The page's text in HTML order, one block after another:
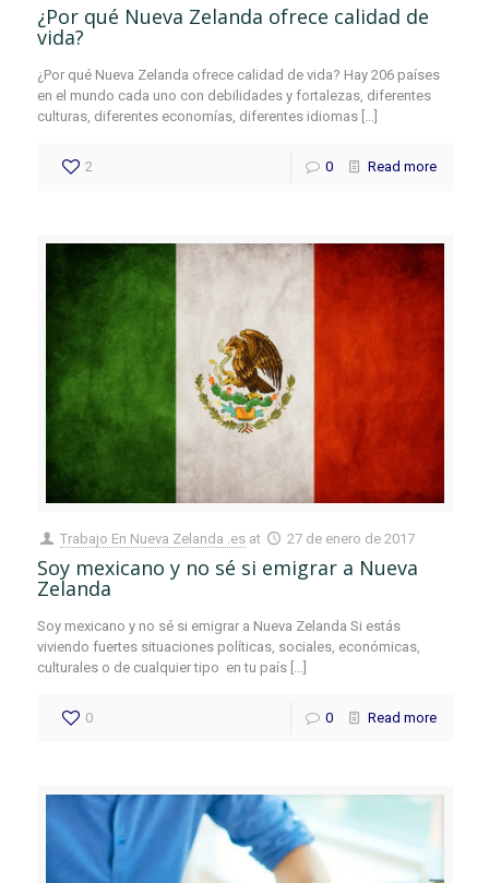
¿Por qué Nueva Zelanda ofrece calidad de
vida?
¿Por qué Nueva Zelanda ofrece calidad de vida? Hay 206 países
en el mundo cada uno con debilidades y fortalezas, diferentes
culturas, diferentes economías, diferentes idiomas[…]
2 0 Read more
Trabajo En Nueva Zelanda .es at 27 de enero de 2017
Soy mexicano y no sé si emigrar a Nueva
Zelanda
Soy mexicano y no sé si emigrar a Nueva Zelanda Si estás
viviendo fuertes situaciones políticas, sociales, económicas,
culturales o de cualquier tipo en tu país[…]
0 0 Read more